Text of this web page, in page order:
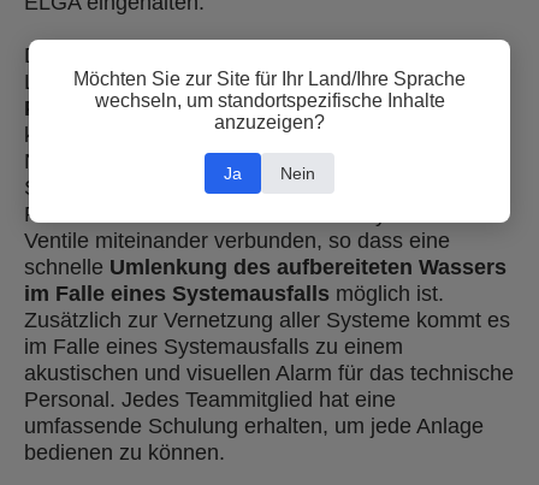
Das MEDICA-Wasser wird den Analysatoren im
Labor über eine speziellewärmegeschweißte
Polypropylen-Ringleitunggeliefert, die eine
kontinuierliche Wasserzirkulation ermöglicht.
Normalerweise versorgt jedes MEDICA R200-
System immer nur eine Analysatoren-Reihe mit
Reinstwasser. Dennoch sind alle 4 Systeme über
Ventile miteinander verbunden, so dass eine
schnelle Umlenkung des aufbereiteten Wassers
im Falle eines Systemausfalls möglich ist.
Zusätzlich zur Vernetzung aller Systeme kommt es
im Falle eines Systemausfalls zu einem
akustischen und visuellen Alarm für das technische
Personal. Jedes Teammitglied hat eine
umfassende Schulung erhalten, um jede Anlage
bedienen zu können.
Möchten Sie zur Site für Ihr Land/Ihre Sprache
wechseln, um standortspezifische Inhalte
anzuzeigen?
Ja Nein